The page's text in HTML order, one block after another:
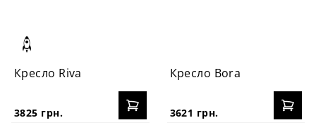
Кресло Riva
3825 грн.
Кресло Bora
3621 грн.